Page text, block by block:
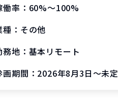
働率： 60%〜100%
： その他
務地： 基本リモート
画期間： 2026年8月3日～未定